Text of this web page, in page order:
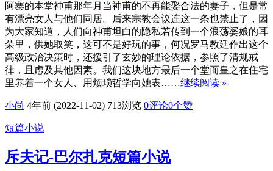
阿寨的本堂神甫那年月当神甫的不再能娶合法的妻子，但是常
有漂亮女人与他们同居。后来宗教会议连这一条也禁止了，因
为大家知道，人们向神甫坦白的隐私若传到一个浪荡婆娘的耳
朵里，供她取笑，这可不是好玩的事，何况罗马教廷作出这个
高级政治决策时，还援引了玄妙的理论依据，参照了清规戒
律，且虑及其他因素。我们这块地方最后一个堂而皇之在住宅
里养着一个女人、用烦琐哲学向她表……继续阅读 »
小尚 4年前 (2022-11-02) 713浏览 0评论0个赞
短篇小说
斥夫记-巴尔扎克短篇小说